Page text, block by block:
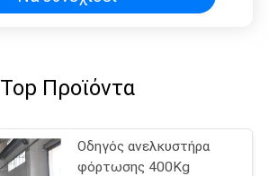
Top Προϊόντα
Οδηγός ανελκυστήρα
φόρτωσης 400Kg